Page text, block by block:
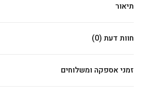
תיאור
חוות דעת (0)
זמני אספקה ומשלוחים